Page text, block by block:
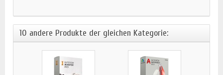
10 andere Produkte der gleichen Kategorie: